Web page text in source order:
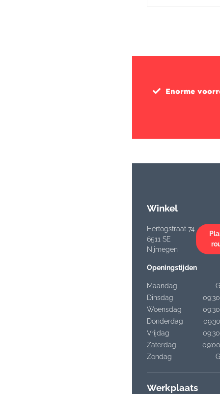
Enorme
Winkel
Hertogstraat 74
6511 SE
Nijmegen
Openingstijden
Maandag
Dinsdag
Woensdag
Donderdag
Vrijdag
Zaterdag
Zondag
Werkplaats